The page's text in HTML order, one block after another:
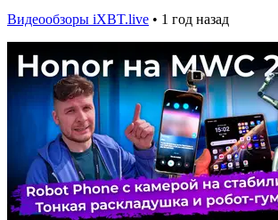
Видеообзоры iXBT.live • 1 год назад